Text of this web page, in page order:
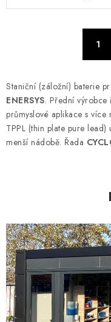
c
í
p
r
v
p
i
s
u
á
n
k
o
v
1
Staniční (záložní) baterie
ENERSYS. Přední
průmyslové aplikace s
TPPL (thin plate pure
menší nádobě. Řada